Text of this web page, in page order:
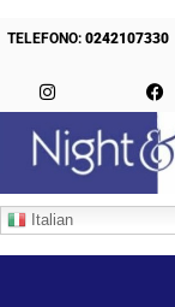
TELEFONO:0242107330
Italian